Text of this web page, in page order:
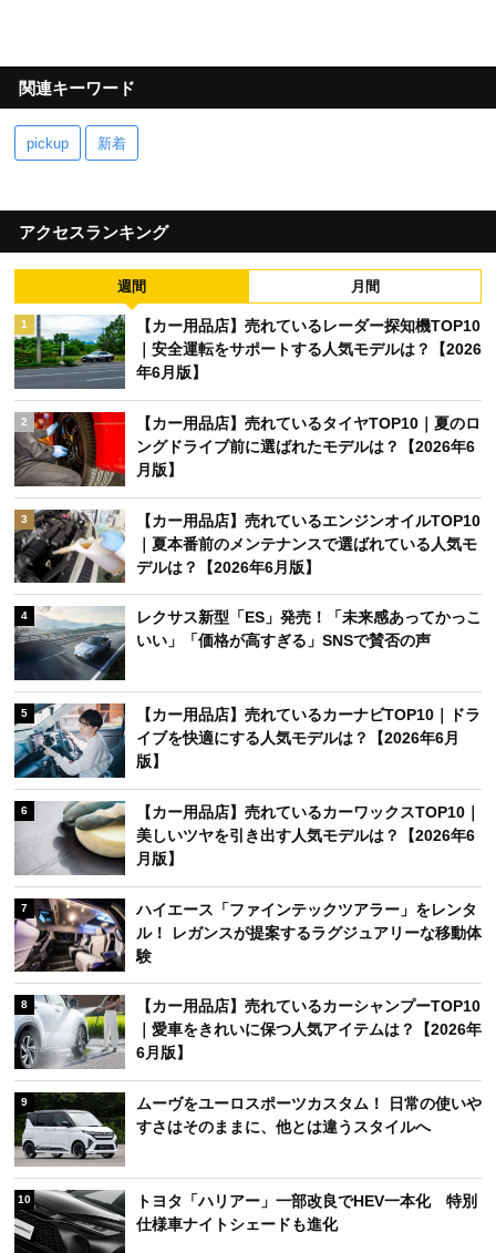
関連キーワード
pickup 新着
アクセスランキング
週間 月間
1
【カー用品店】売れているレーダー探知機TOP10
｜安全運転をサポートする人気モデルは？【2026
年6月版】
2
【カー用品店】売れているタイヤTOP10｜夏のロ
ングドライブ前に選ばれたモデルは？【2026年6
月版】
3
【カー用品店】売れているエンジンオイルTOP10
｜夏本番前のメンテナンスで選ばれている人気モ
デルは？【2026年6月版】
4
レクサス新型「ES」発売！「未来感あってかっこ
いい」「価格が高すぎる」SNSで賛否の声
5
【カー用品店】売れているカーナビTOP10｜ドラ
イブを快適にする人気モデルは？【2026年6月
版】
6
【カー用品店】売れているカーワックスTOP10｜
美しいツヤを引き出す人気モデルは？【2026年6
月版】
7
ハイエース「ファインテックツアラー」をレンタ
ル！ レガンスが提案するラグジュアリーな移動体
験
8
【カー用品店】売れているカーシャンプーTOP10
｜愛車をきれいに保つ人気アイテムは？【2026年
6月版】
9
ムーヴをユーロスポーツカスタム！ 日常の使いや
すさはそのままに、他とは違うスタイルへ
10
トヨタ「ハリアー」一部改良でHEV一本化 特別
仕様車ナイトシェードも進化